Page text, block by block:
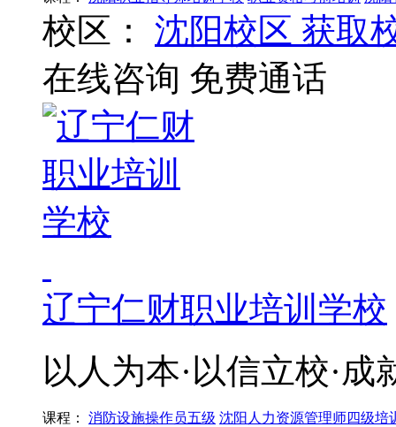
校区： 沈阳校区 获取
在线咨询 免费通话
辽宁仁财职业培训学校
以人为本·以信立校·成
课程： 消防设施操作员五级 沈阳人力资源管理师四级培